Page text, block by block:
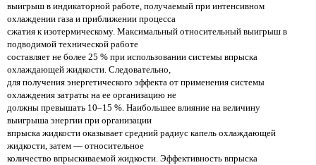
выигрыш в индикаторной работе, получаемый при интенсивном
охлаждении газа и приближении процесса
сжатия к изотермическому. Максимальный относительный выигрыш в
подводимой технической работе
составляет не более 25 % при использовании системы впрыска
охлаждающей жидкости. Следовательно,
для получения энергетического эффекта от применения системы
охлаждения затраты на ее организацию не
должны превышать 10–15 %. Наибольшее влияние на величину
выигрыша энергии при организации
впрыска жидкости оказывает средний радиус капель охлаждающей
жидкости, затем — относительное
количество впрыскиваемой жидкости. Эффективность впрыска